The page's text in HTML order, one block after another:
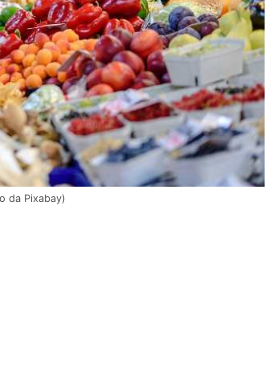
da Pixabay)